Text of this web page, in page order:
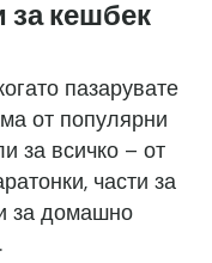
за кешбек
пазарувате
от популярни
за всичко – от
части за
за домашно